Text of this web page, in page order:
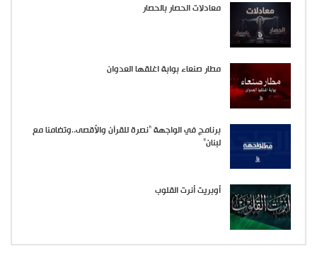
معادلات الحصار بالحصار
مطار صنعاء بوابة اغلقها العدوان
برنامج في الواجهة “نصرة للقرآن والأقصى..وتضامنا مع
لبنان”
أوبريت أنرت القلوب